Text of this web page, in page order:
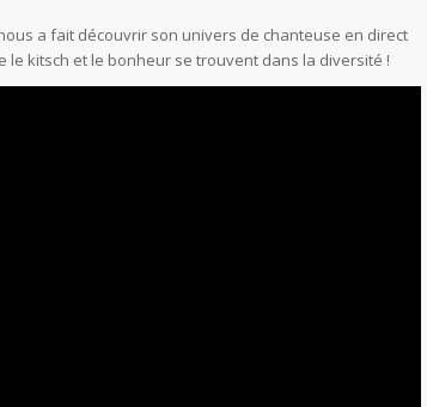
a fait découvrir son univers de chanteuse en direct
le kitsch et le bonheur se trouvent dans la diversité !